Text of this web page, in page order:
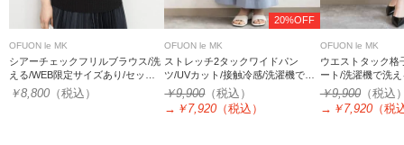
OFUON le MK
シアーチェックフリルブラウス/洗
える/WEB限定サイズあり/セット
アップ可
￥8,800 （税込）
20%OFF
OFUON le MK
ストレッチ2タックワイドパン
ツ/UVカット/接触冷感/洗濯機で洗
える/セットアップ可
￥9,900（税込）
→ ￥7,920 （税込）
OFUON le MK
ウエストタック格
ート/洗濯機で洗
可
￥9,900（税込
→ ￥7,920（税